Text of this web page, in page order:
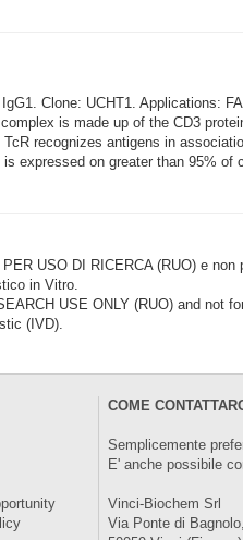
Clone: UCHT1. Applications:
is made up of the CD3
recognizes antigens in
expressed on greater than 95% of
USO DI RICERCA (RUO) e
in Vitro.
USE ONLY (RUO) and not
(IVD).
COME
Semplicemente
E' anche possibile
Vinci-Biochem Srl
Via Ponte di